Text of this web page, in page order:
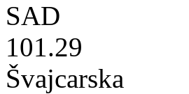
SAD
101.29
Švajcarska